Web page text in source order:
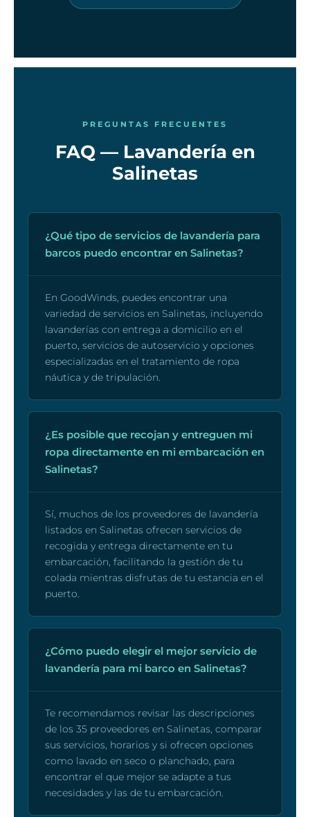
PREGUNTAS FRECUENTES
FAQ — Lavandería en
Salinetas
¿Qué tipo de servicios de lavandería para
barcos puedo encontrar en Salinetas?
En GoodWinds, puedes encontrar una
variedad de servicios en Salinetas, incluyendo
lavanderías con entrega a domicilio en el
puerto, servicios de autoservicio y opciones
especializadas en el tratamiento de ropa
náutica y de tripulación.
¿Es posible que recojan y entreguen mi
ropa directamente en mi embarcación en
Salinetas?
Sí, muchos de los proveedores de lavandería
listados en Salinetas ofrecen servicios de
recogida y entrega directamente en tu
embarcación, facilitando la gestión de tu
colada mientras disfrutas de tu estancia en el
puerto.
¿Cómo puedo elegir el mejor servicio de
lavandería para mi barco en Salinetas?
Te recomendamos revisar las descripciones
de los 35 proveedores en Salinetas, comparar
sus servicios, horarios y si ofrecen opciones
como lavado en seco o planchado, para
encontrar el que mejor se adapte a tus
necesidades y las de tu embarcación.